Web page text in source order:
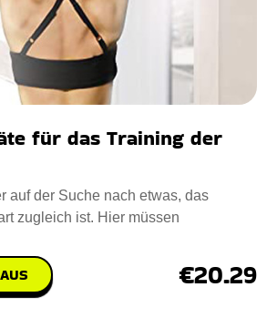
für das Training der
auf der Suche nach etwas, das
zugleich ist. Hier müssen
€20.29